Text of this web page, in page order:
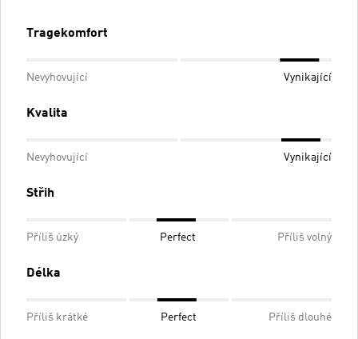
Tragekomfort
Nevyhovující Vynikající
Kvalita
Nevyhovující Vynikající
Střih
Příliš úzký Perfect Příliš volný
Délka
Příliš krátké Perfect Příliš dlouhé